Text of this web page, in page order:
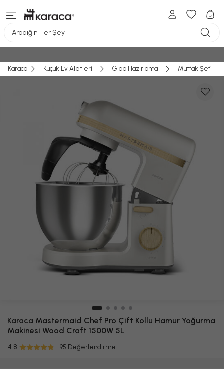
Aradığın Her Şey
Karaca Küçük Ev Aletleri Gıda Hazırlama Mutfak Şefi
Karaca Mastermaid Chef Pro Çift Kollu Hamur Yoğurma
Makinesi Wood Craft 1500W 5L
4.8 95 Değerlendirme